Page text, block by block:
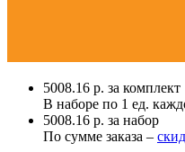
5008.16 р. за комплект
В наборе по 1 ед.
5008.16 р. за набор
По сумме заказа –